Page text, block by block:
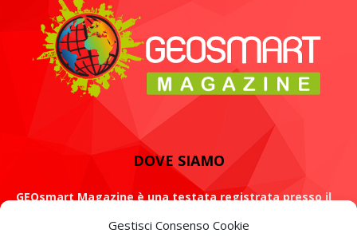
Gestisci Consenso Cookie
DOVE SIAMO
GEOsmart Magazine è una testata registrata presso il